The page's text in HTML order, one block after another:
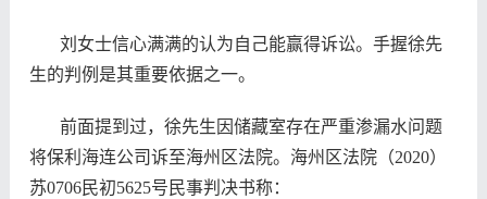
刘女士信心满满的认为自己能赢得诉讼。手握徐先
生的判例是其重要依据之一。
前面提到过，徐先生因储藏室存在严重渗漏水问题
将保利海连公司诉至海州区法院。 海州区法院（2020）
苏0706民初5625号民事判决书称：